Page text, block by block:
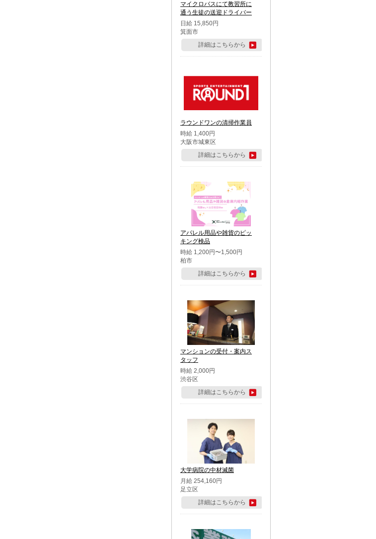
マイクロバスにて教習所に
通う生徒の送迎ドライバー
日給 15,850円
箕面市
詳細はこちらから
ラウンドワンの清掃作業員
時給 1,400円
大阪市城東区
詳細はこちらから
アパレル用品や雑貨のピッ
キング検品
時給 1,200円〜1,500円
柏市
詳細はこちらから
マンションの受付・案内ス
タッフ
時給 2,000円
渋谷区
詳細はこちらから
大学病院の中材滅菌
月給 254,160円
足立区
詳細はこちらから